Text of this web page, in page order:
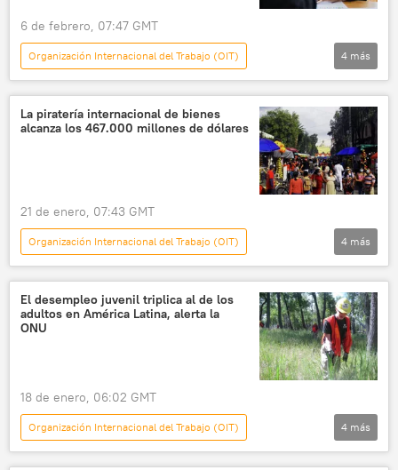
6 de febrero, 07:47 GMT
Organización Internacional del Trabajo (OIT)
Internacional
La Organización Internacional del Trabajo
pobreza
mercado laboral
4 más
La piratería internacional de bienes
alcanza los 467.000 millones de dólares
21 de enero, 07:43 GMT
Organización Internacional del Trabajo (OIT)
Internacional
Organización para la Cooperación y el Desarrollo Económico (OCDE)
piratería
seguridad
4 más
El desempleo juvenil triplica al de los
adultos en América Latina, alerta la
ONU
18 de enero, 06:02 GMT
Organización Internacional del Trabajo (OIT)
América Latina
💗 Salud ONU
4 más